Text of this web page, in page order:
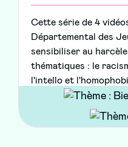
Cette série de 4
Départemental des
sensibiliser au
thématiques : le
l'intello et